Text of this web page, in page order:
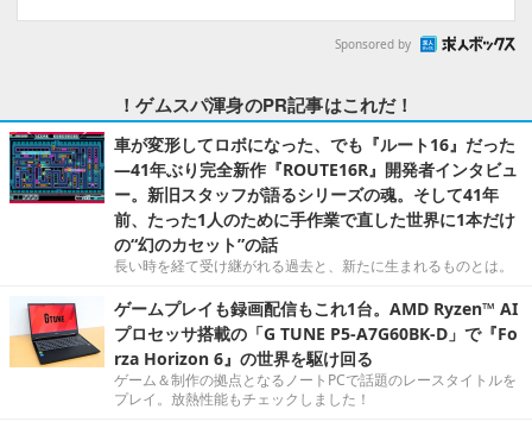
Sponsored by
！ゲムスパ渾身のPR記事はこれだ！
車が変形してロボになった、でも『ルート16』だった
―41年ぶり完全新作『ROUTE16R』開発者インタビュ
ー。新旧スタッフが語るシリーズの魂。そして41年
前、たった1人のために手作業で直した世界に1本だけ
の“幻のカセット”の話
長い時を経て受け継がれる過去と、新たに生まれるものとは。
ゲームプレイも録画配信もこれ1台。AMD Ryzen™ AI
プロセッサ搭載の「G TUNE P5-A7G60BK-D」で『Fo
rza Horizon 6』の世界を駆け回る
ゲーム＆制作の拠点となるノートPCで話題のレースタイトルを
プレイ。放熱性能もチェックしました！